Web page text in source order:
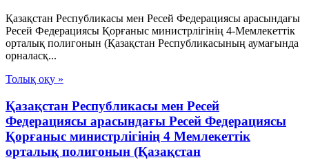
Қазақстан Республикасы мен Ресей Федерациясы арасындағы
Ресей Федерациясы Қорғаныс министрлігінің 4-Мемлекеттік
орталық полигонын (Қазақстан Республикасының аумағында
орналасқ...
Толық оқу »
Қазақстан Республикасы мен Ресей
Федерациясы арасындағы Ресей Федерациясы
Қорғаныс министрлігінің 4 Мемлекеттік
орталық полигонын (Қазақстан